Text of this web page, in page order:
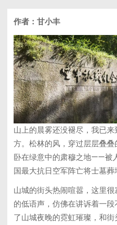
作者：甘小丰
山上的晨雾还没褪尽，我已
方。松林的风，穿过层层叠
卧在绿意中的肃穆之地——被
国最大抗日空军阵亡将士墓
山城的街头热闹喧嚣，这里
的低语声，仿佛在讲诉着一
了山城夜晚的霓虹璀璨，和